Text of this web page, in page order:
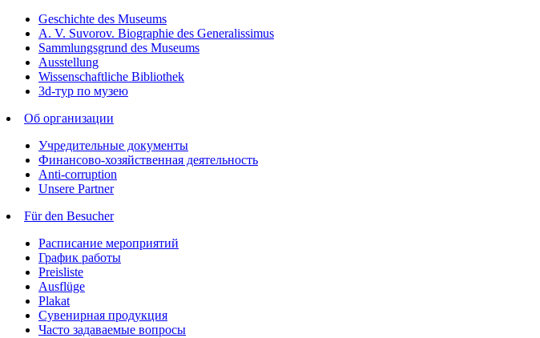
Geschichte des Museums
A. V. Suvorov. Biographie des Generalissimus
Sammlungsgrund des Museums
Ausstellung
Wissenschaftliche Bibliothek
3d-тур по музею
Об организации
Учредительные документы
Финансово-хозяйственная деятельность
Anti-corruption
Unsere Partner
Für den Besucher
Расписание мероприятий
График работы
Preisliste
Ausflüge
Plakat
Сувенирная продукция
Часто задаваемые вопросы